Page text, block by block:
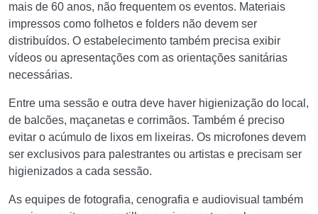
mais de 60 anos, não frequentem os eventos. Materiais
impressos como folhetos e folders não devem ser
distribuídos. O estabelecimento também precisa exibir
vídeos ou apresentações com as orientações sanitárias
necessárias.
Entre uma sessão e outra deve haver higienização do local,
de balcões, maçanetas e corrimãos. Também é preciso
evitar o acúmulo de lixos em lixeiras. Os microfones devem
ser exclusivos para palestrantes ou artistas e precisam ser
higienizados a cada sessão.
As equipes de fotografia, cenografia e audiovisual também